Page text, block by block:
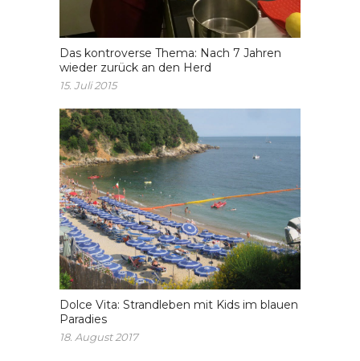
Das kontroverse Thema: Nach 7 Jahren
wieder zurück an den Herd
15. Juli 2015
Dolce Vita: Strandleben mit Kids im blauen
Paradies
18. August 2017